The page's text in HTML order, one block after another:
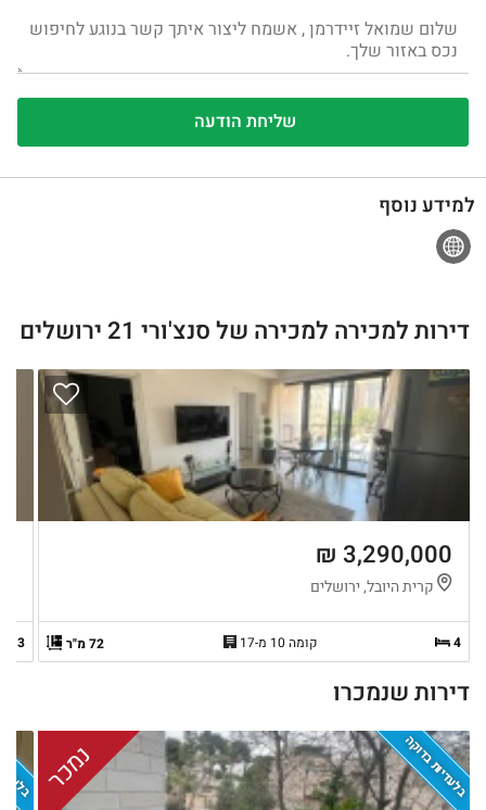
למידע נוסף
דירות למכירה למכירה של סנצ'ורי 21 ירושלים
3,290,000 ₪
קרית היובל, ירושלים
4 קומה 10 מ-17 72 מ"ר 3
דירות שנמכרו
בלעדיות בדוקה נמכר